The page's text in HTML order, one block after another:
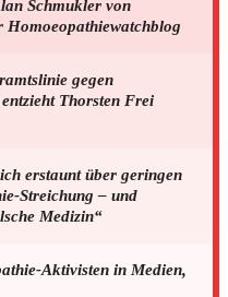
Schmukler von
Homoeopathiewatchblog
gegen
Thorsten Frei
erstaunt über geringen
Streichung – und
Medizin“
Aktivisten in Medien,